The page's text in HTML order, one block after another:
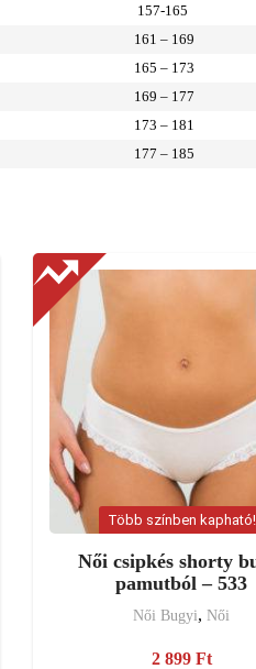
157-165
161 – 169
165 – 173
169 – 177
173 – 181
177 – 185
Több színben kapható!
Női csipkés shorty
pamutból – 533
Női Bugyi,Női
2 899 Ft